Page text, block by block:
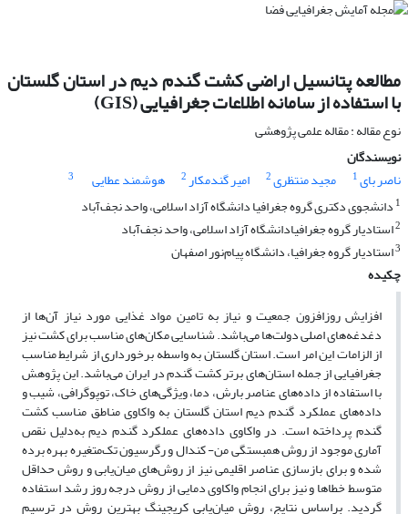
مطالعه پتانسیل اراضی کشت گندم دیم در استان گلستان
با استفاده از سامانه اطلاعات جغرافیایی (GIS)
نوع مقاله : مقاله علمی پژوهشی
نویسندگان
ناصر بای1 مجید منتظری2 امیر گندمکار2 هوشمند عطایی
3
1 دانشجوی دکتری گروه جغرافیا دانشگاه آزاد اسلامی، واحد نجف‌آباد
2استادیار گروه جغرافیادانشگاه آزاد اسلامی، واحد نجف‌آباد
3استادیار گروه جغرافیا، دانشگاه پیام‌نور اصفهان
چکیده
افزایش روزافزون جمعیت و نیاز به تامین مواد غذایی مورد نیاز آن‌ها از
دغدغه‌های اصلی دولت‌ها می‌باشد. شناسایی مکان‌های مناسب برای کشت نیز
از الزامات این امر است. استان گلستان به واسطه برخورداری از شرایط مناسب
جغرافیایی از جمله استان‌های برتر کشت گندم در ایران می‌باشد. این پژوهش
با استفاده از داده‌های عناصر بارش، دما، ویژگی‌های خاک، توپوگرافی، شیب و
داده‌های عملکرد گندم دیم استان گلستان به واکاوی مناطق مناسب کشت
گندم پرداخته است. در واکاوی داده‌های عملکرد گندم دیم به‌دلیل نقص
آماری موجود از روش همبستگی من- کندال و رگرسیون تک‌متغیره بهره برده
شده و برای بازسازی عناصر اقلیمی نیز از روش‌های میان‌یابی و روش حداقل
متوسط خطاها و نیز برای انجام واکاوی دمایی از روش درجه روز رشد استفاده
گردید. براساس نتایج، روش میان‌یابی کریجینگ بهترین روش در ترسیم